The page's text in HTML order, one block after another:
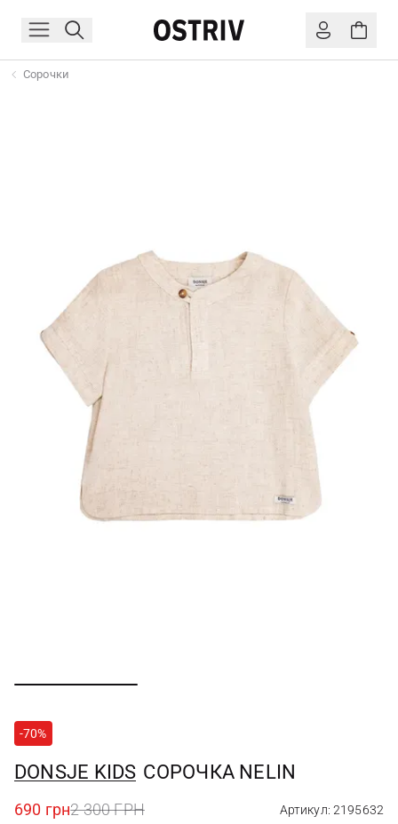
Сорочки
-70%
DONSJE KIDS СОРОЧКА NELIN
690 грн2 300 ГРН Артикул: 2195632